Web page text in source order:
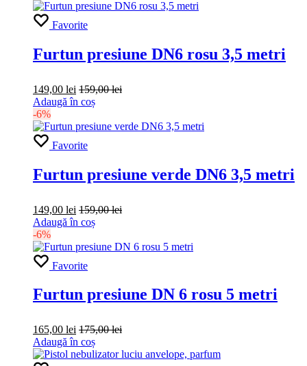
Favorite
Furtun presiune DN6 rosu 3,5 metri
149,00 lei 159,00lei
Adaugă în coș
-6%
Favorite
Furtun presiune verde DN6 3,5 metri
149,00 lei 159,00lei
Adaugă în coș
-6%
Favorite
Furtun presiune DN 6 rosu 5 metri
165,00 lei 175,00lei
Adaugă în coș